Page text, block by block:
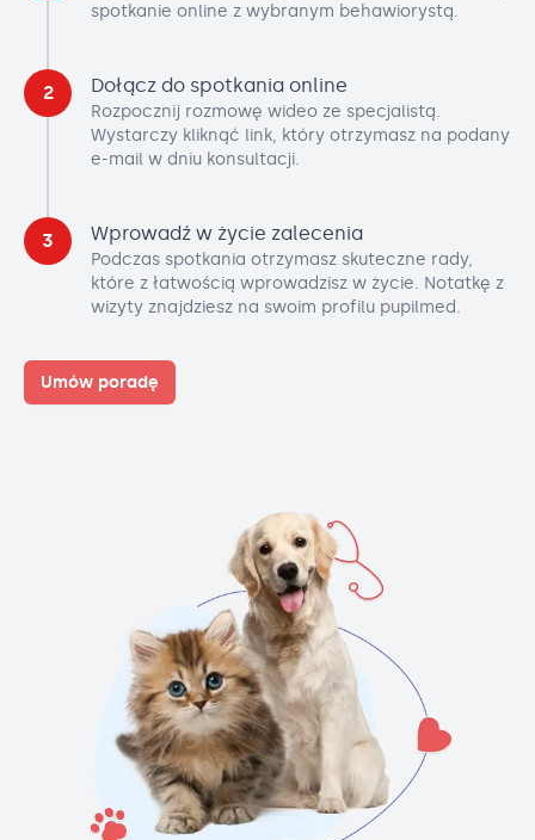
spotkanie online z wybranym behawiorystą.
2 Dołącz do spotkania online
Rozpocznij rozmowę wideo ze specjalistą.
Wystarczy kliknąć link, który otrzymasz na podany
e-mail w dniu konsultacji.
3 Wprowadź w życie zalecenia
Podczas spotkania otrzymasz skuteczne rady,
które z łatwością wprowadzisz w życie. Notatkę z
wizyty znajdziesz na swoim profilu pupilmed.
Umów poradę